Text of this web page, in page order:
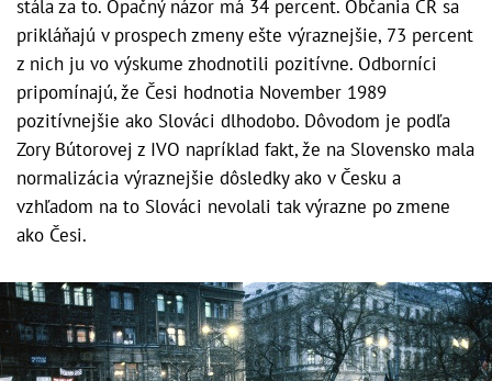
stála za to. Opačný názor má 34 percent. Občania ČR sa
prikláňajú v prospech zmeny ešte výraznejšie, 73 percent
z nich ju vo výskume zhodnotili pozitívne. Odborníci
pripomínajú, že Česi hodnotia November 1989
pozitívnejšie ako Slováci dlhodobo. Dôvodom je podľa
Zory Bútorovej z IVO napríklad fakt, že na Slovensko mala
normalizácia výraznejšie dôsledky ako v Česku a
vzhľadom na to Slováci nevolali tak výrazne po zmene
ako Česi.